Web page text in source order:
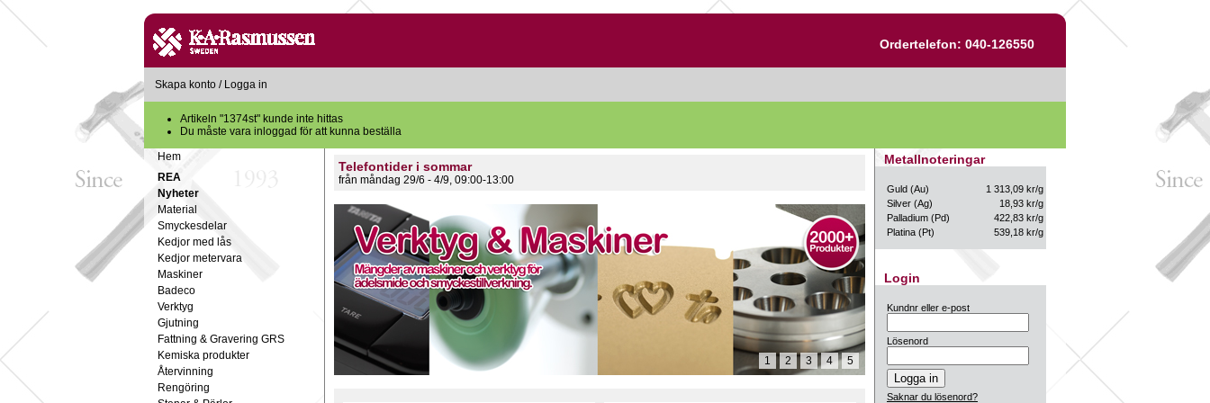
Ordertelefon: 040-126550
Skapa konto / Logga in
Artikeln "1374st" kunde inte hittas
Du måste vara inloggad för att kunna beställa
Hem
REA
Nyheter
Material
Smyckesdelar
Kedjor med lås
Kedjor metervara
Maskiner
Badeco
Verktyg
Gjutning
Fattning & Gravering GRS
Kemiska produkter
Återvinning
Rengöring
Telefontider i sommar
från måndag 29/6 - 4/9, 09:00-13:00
1 2 3 4 5
Metallnoteringar
Guld (Au)
1 313,09 kr/g
Silver (Ag)
18,93 kr/g
Palladium (Pd)
422,83 kr/g
Platina (Pt)
539,18 kr/g
Login
Kundnr eller e-post
Lösenord
Saknar du lösenord?